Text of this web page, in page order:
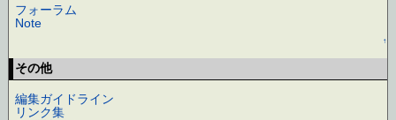
フォーラム
Note
↑
その他
編集ガイドライン
リンク集